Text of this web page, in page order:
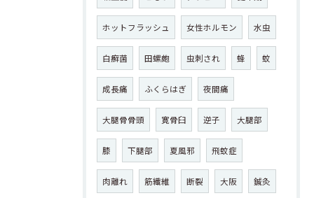
ホットフラッシュ 女性ホルモン 水虫
白癬菌 田螺皰 虫刺され 蜂 蚊
成長痛 ふくらはぎ 夜間痛
大腿骨骨頭 寛骨臼 逆子 大腿部
膝 下腿部 夏風邪 飛蚊症
肉離れ 筋繊維 断裂 大阪 鍼灸